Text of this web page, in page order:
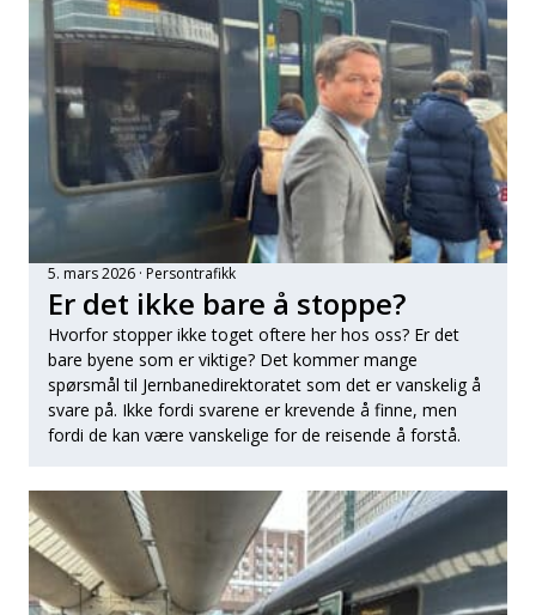
5. mars 2026 Persontrafikk
Er det ikke bare å stoppe?
Hvorfor stopper ikke toget oftere her hos oss? Er det
bare byene som er viktige? Det kommer mange
spørsmål til Jernbanedirektoratet som det er vanskelig å
svare på. Ikke fordi svarene er krevende å finne, men
fordi de kan være vanskelige for de reisende å forstå.